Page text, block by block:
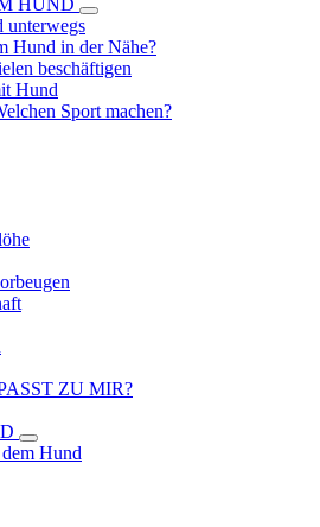
HUND
unterwegs
Hund in der Nähe?
beschäftigen
Hund
Sport machen?
ZU MIR?
Hund